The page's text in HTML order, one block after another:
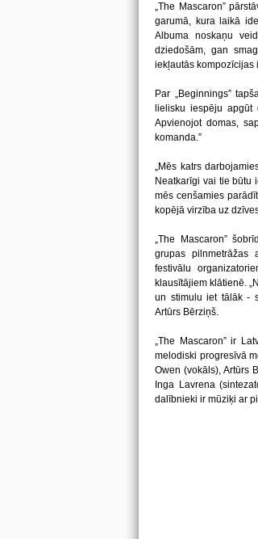
„The Mascaron”
garumā, kura laikā
Albuma noskaņu
dziedošām, gan
iekļautās kompozīcijas
Par „Beginnings”
lielisku iespēju
Apvienojot domas,
komanda.”
„Mēs katrs
Neatkarīgi vai tie būtu
mēs cenšamies
kopējā virzība uz
„The Mascaron”
grupas pilnmetrāžas
festivālu
klausītājiem klātienē.
un stimulu iet tālāk -
Artūrs Bērziņš.
„The Mascaron” ir
melodiski progresīvā
Owen (vokāls), Artūrs
Inga Lavrena
dalībnieki ir mūziķi ar